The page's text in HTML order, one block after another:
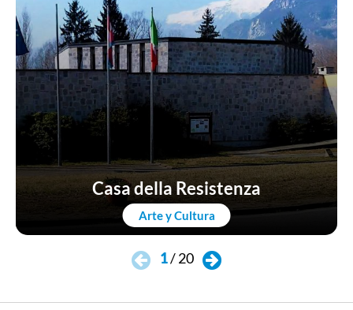
Arte y Cultura
Casa della Resistenza
1/20